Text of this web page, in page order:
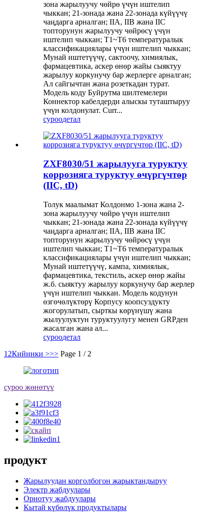
зона жарылуучу чөйрө үчүн иштелип
чыккан; 21-зонада жана 22-зонада күйүүчү
чаңдарга арналган; IIA, IIB жана IIC
топторунун жарылуучу чөйрөсү үчүн
иштелип чыккан; T1~T6 температуралык
классификациялары үчүн иштелип чыккан;
Мунай иштетүүчү, сактоочу, химиялык,
фармацевтика, аскер өнөр жайы сыяктуу
жарылуу коркунучу бар жерлерге арналган;
Ал сайгычтан жана розеткадан турат.
Модель коду Буйрутма шилтемелери
Коннектор кабелдерди алыскы туташтыруу
үчүн колдонулат. Curr...
суроодетал
ZXF8030/51 жарылууга туруктуу
коррозияга туруктуу өчүргүчтөр
(IIC, tD)
Толук маалымат Колдонмо 1-зона жана 2-
зона жарылуучу чөйрө үчүн иштелип
чыккан; 21-зонада жана 22-зонада күйүүчү
чаңдарга арналган; IIA, IIB жана IIC
топторунун жарылуучу чөйрөсү үчүн
иштелип чыккан; T1~T6 температуралык
классификациялары үчүн иштелип чыккан;
Мунай иштетүүчү, кампа, химиялык,
фармацевтика, текстиль, аскер өнөр жайы
ж.б. сыяктуу жарылуу коркунучу бар жерлер
үчүн иштелип чыккан. Модель кодунун
өзгөчөлүктөрү Корпусу коопсуздукту
жогорулатып, сырткы көрүнүшү жана
жылуулуктун туруктуулугу менен GRPден
жасалган жана ал...
суроодетал
1 2Кийинки >>> Page 1 / 2
суроо жөнөтүү
продукт
Жарылуудан корголбогон жарыктандыруу
Электр жабдуулары
Орнотуу жабдуулары
Кытай күбөлүк продуктылары